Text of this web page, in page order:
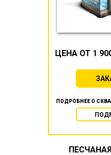
ЦЕНА ОТ 1
ПОДРОБНЕЕ О